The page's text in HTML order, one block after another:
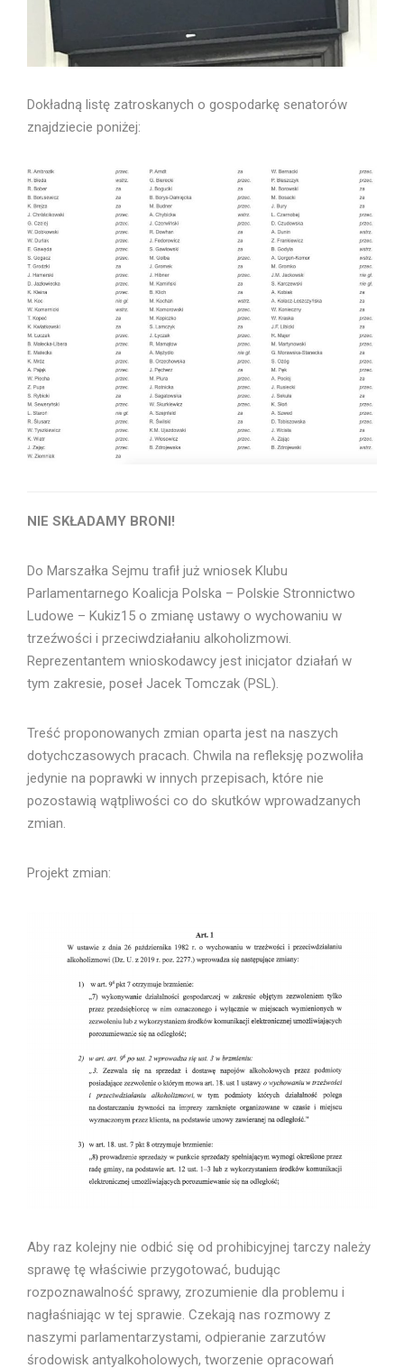
Dokładną listę zatroskanych o gospodarkę senatorów
znajdziecie poniżej:
NIE SKŁADAMY BRONI!
Do Marszałka Sejmu trafił już wniosek Klubu
Parlamentarnego Koalicja Polska – Polskie Stronnictwo
Ludowe – Kukiz15 o zmianę ustawy o wychowaniu w
trzeźwości i przeciwdziałaniu alkoholizmowi.
Reprezentantem wnioskodawcy jest inicjator działań w
tym zakresie, poseł Jacek Tomczak (PSL).
Treść proponowanych zmian oparta jest na naszych
dotychczasowych pracach. Chwila na refleksję pozwoliła
jedynie na poprawki w innych przepisach, które nie
pozostawią wątpliwości co do skutków wprowadzanych
zmian.
Projekt zmian:
Aby raz kolejny nie odbić się od prohibicyjnej tarczy należy
sprawę tę właściwie przygotować, budując
rozpoznawalność sprawy, zrozumienie dla problemu i
nagłaśniając w tej sprawie. Czekają nas rozmowy z
naszymi parlamentarzystami, odpieranie zarzutów
środowisk antyalkoholowych, tworzenie opracowań